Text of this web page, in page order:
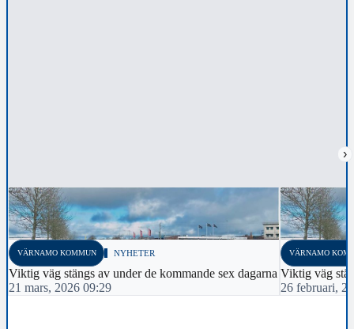
›
VÄRNAMO KOMMUN NYHETER
Viktig väg stängs av under de kommande sex dagarna
21 mars, 2026 09:29
VÄRNAMO
Viktig väg
26 februari,